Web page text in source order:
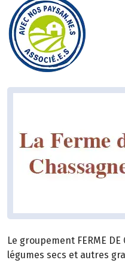
Le groupement FERME DE
légumes secs et autres